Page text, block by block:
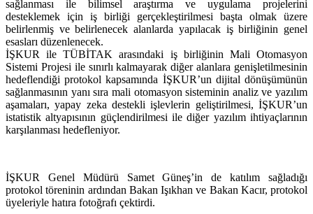
sağlanması ile bilimsel araştırma ve uygulama projelerini
desteklemek için iş birliği gerçekleştirilmesi başta olmak üzere
belirlenmiş ve belirlenecek alanlarda yapılacak iş birliğinin genel
esasları düzenlenecek.
İŞKUR ile TÜBİTAK arasındaki iş birliğinin Mali Otomasyon
Sistemi Projesi ile sınırlı kalmayarak diğer alanlara genişletilmesinin
hedeflendiği protokol kapsamında İŞKUR’un dijital dönüşümünün
sağlanmasının yanı sıra mali otomasyon sisteminin analiz ve yazılım
aşamaları, yapay zeka destekli işlevlerin geliştirilmesi, İŞKUR’un
istatistik altyapısının güçlendirilmesi ile diğer yazılım ihtiyaçlarının
karşılanması hedefleniyor.
İŞKUR Genel Müdürü Samet Güneş’in de katılım sağladığı
protokol töreninin ardından Bakan Işıkhan ve Bakan Kacır, protokol
üyeleriyle hatıra fotoğrafı çektirdi.